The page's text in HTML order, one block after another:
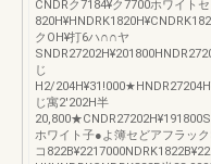
CNDRク7184¥ク7700ホワイト
クOH¥打6ハ∩∩ヤ
じ
H2/
じ寓2′202H半
ホワイト子●よ簿セどアフラッ
コ